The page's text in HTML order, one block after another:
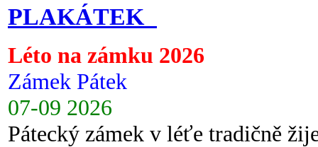
PLAKÁTEK
Léto na zámku 2026
Zámek Pátek
07-09 2026
Pátecký zámek v léťe tradičně